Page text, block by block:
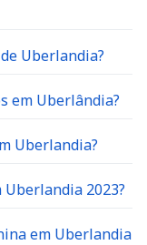
Uberlandia?
em Uberlândia?
Uberlandia?
2023?
em Uberlandia